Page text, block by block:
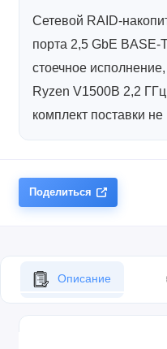
Сетевой RAID-
порта 2,5 GbE BASE-
стоечное
Ryzen V1500B 2,2
комплект поставки не
Поделиться
Описание